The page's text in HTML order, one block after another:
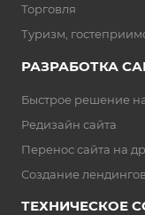
Торговля
Туризм,
РАЗРАБОТКА
Быстрое решение
Редизайн сайта
Перенос сайта на
Создание лендингов
ТЕХНИЧЕ СКОЕ